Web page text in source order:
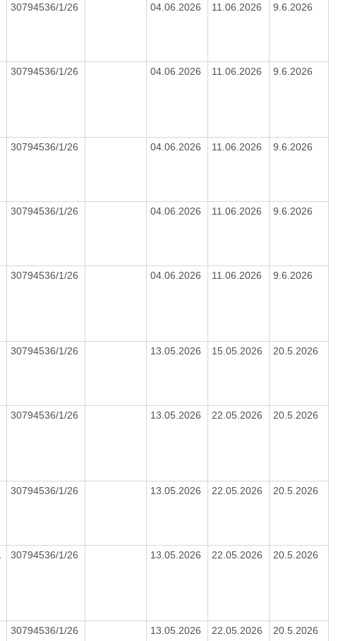
30794536/1/26 04.06.2026 11.06.2026 9.6.2026
30794536/1/26 04.06.2026 11.06.2026 9.6.2026
30794536/1/26 04.06.2026 11.06.2026 9.6.2026
30794536/1/26 04.06.2026 11.06.2026 9.6.2026
30794536/1/26 04.06.2026 11.06.2026 9.6.2026
30794536/1/26 13.05.2026 15.05.2026 20.5.2026
30794536/1/26 13.05.2026 22.05.2026 20.5.2026
30794536/1/26 13.05.2026 22.05.2026 20.5.2026
30794536/1/26 13.05.2026 22.05.2026 20.5.2026
30794536/1/26 13.05.2026 22.05.2026 20.5.2026